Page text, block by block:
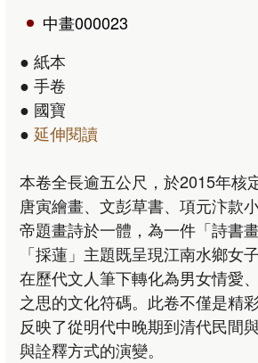
中畫000023
● 紙本
● 手卷
● 國寶
●延伸閱讀
本卷全長逾五公尺，於2015年核
唐寅繪畫、文彭草書、項元汴款
帝題畫詩於一體，為一件「詩書
「採蓮」主題既呈現江南水鄉女
在歷代文人筆下轉化為男女情愛
之思的文化符碼。此卷不僅是精
反映了從明代中晚期到清代民間
與詮釋方式的演變。